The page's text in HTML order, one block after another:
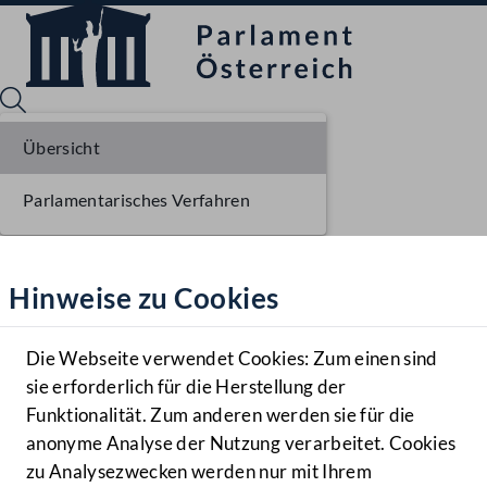
Hilfe
Benutzer
Navigationsmenü öffnen
MENÜ
Hinweise zu Cookies
Die Webseite verwendet Cookies: Zum einen sind
sie erforderlich für die Herstellung der
Funktionalität. Zum anderen werden sie für die
anonyme Analyse der Nutzung verarbeitet. Cookies
zu Analysezwecken werden nur mit Ihrem
Übersicht
Parlamentarisches Verfahren